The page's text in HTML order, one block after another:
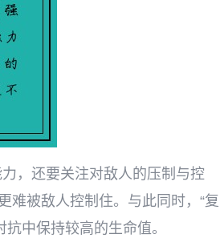
，还要关注对敌人的压制与控
难被敌人控制住。与此同时，“复
中保持较高的生命值。